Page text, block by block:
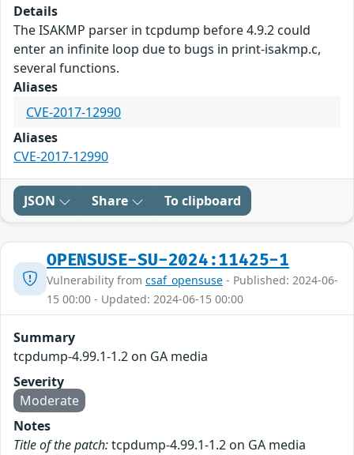
Details
The ISAKMP parser in tcpdump before 4.9.2 could
enter an infinite loop due to bugs in print-isakmp.c,
several functions.
Aliases
CVE-2017-12990
Aliases
CVE-2017-12990
JSON Share To clipboard
OPENSUSE-SU-2024:11425-1
Vulnerability from csaf_opensuse - Published: 2024-06-
15 00:00 - Updated: 2024-06-15 00:00
Summary
tcpdump-4.99.1-1.2 on GA media
Severity
Moderate
Notes
Title of the patch:tcpdump-4.99.1-1.2 on GA media